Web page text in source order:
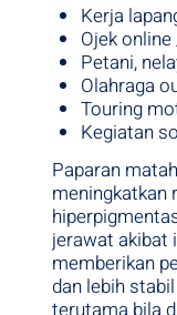
Kerja
Ojek
Petani,
Olahraga
Touring
Kegiatan
Paparan
meningkatkan
jerawat akibat
memberikan
dan lebih